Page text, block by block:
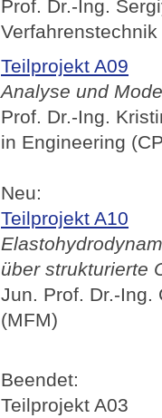
Prof. Dr.-Ing.
Verfahrenstechnik
Teilprojekt A09
Analyse und
Prof. Dr.-Ing.
in Engineering
Neu:
Teilprojekt A10
über strukturierte
Jun. Prof. Dr.-Ing.
(MFM)
Beendet:
Teilprojekt A03